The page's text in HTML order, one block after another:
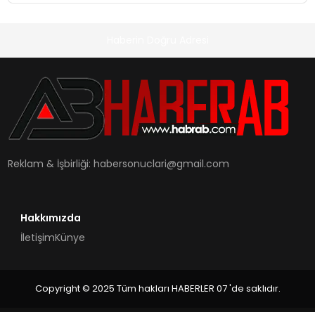
Reklam & İşbirliği:habersonuclari@gmail.com
Hakkımızda
İletişimKünye
Copyright © 2025 Tüm hakları HABERLER 07 'de saklıdır.